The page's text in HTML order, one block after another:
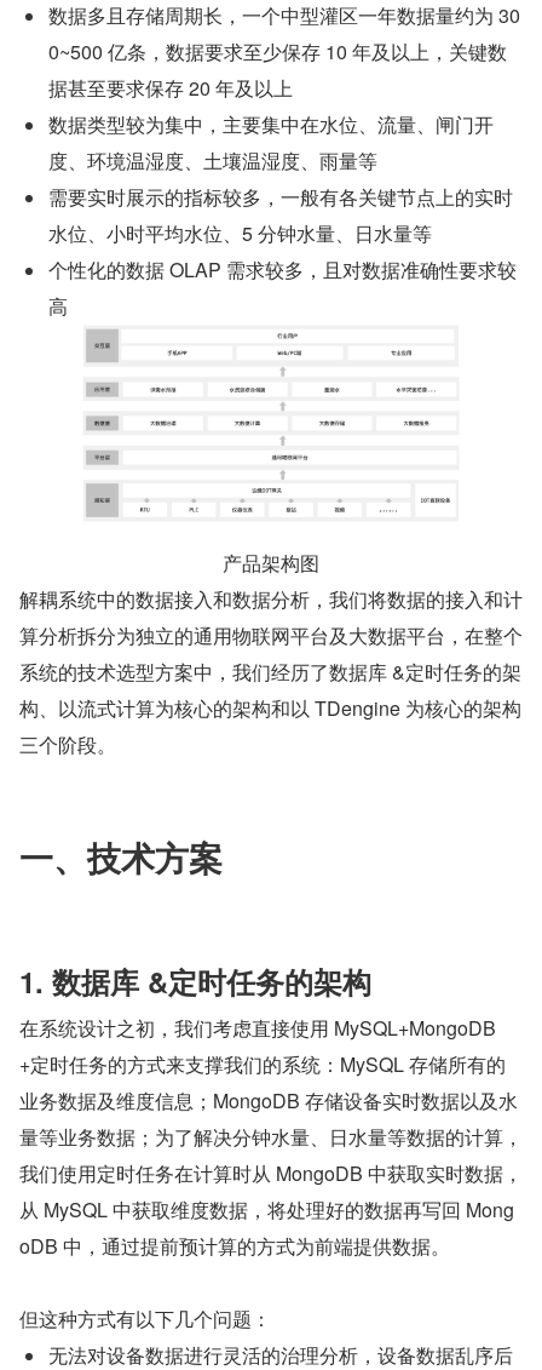
数据多且存储周期长，一个中型灌区一年数据量约为 30
0~500 亿条，数据要求至少保存 10 年及以上，关键数
据甚至要求保存 20 年及以上
数据类型较为集中，主要集中在水位、流量、闸门开
度、环境温湿度、土壤温湿度、雨量等
需要实时展示的指标较多，一般有各关键节点上的实时
水位、小时平均水位、5 分钟水量、日水量等
个性化的数据 OLAP 需求较多，且对数据准确性要求较
高
产品架构图
解耦系统中的数据接入和数据分析，我们将数据的接入和计
算分析拆分为独立的通用物联网平台及大数据平台，在整个
系统的技术选型方案中，我们经历了数据库 &定时任务的架
构、以流式计算为核心的架构和以 TDengine 为核心的架构
三个阶段。
一、技术方案
1. 数据库 &定时任务的架构
在系统设计之初，我们考虑直接使用 MySQL+MongoDB
+定时任务的方式来支撑我们的系统：MySQL 存储所有的
业务数据及维度信息；MongoDB 存储设备实时数据以及水
量等业务数据；为了解决分钟水量、日水量等数据的计算，
我们使用定时任务在计算时从 MongoDB 中获取实时数据，
从 MySQL 中获取维度数据，将处理好的数据再写回 Mong
oDB 中，通过提前预计算的方式为前端提供数据。
但这种方式有以下几个问题：
无法对设备数据进行灵活的治理分析，设备数据乱序后